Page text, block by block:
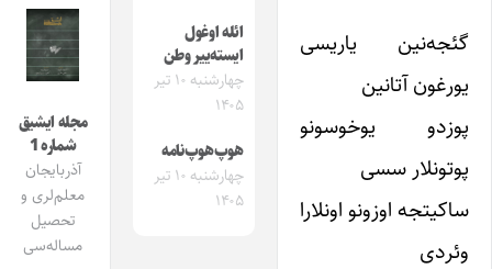
گئجه‌نین یاریسی
یورغون آتانین
پوزدو یوخوسونو
پوتونلار سسی
ساکیتجه اوزونو اونلارا
وئردی
ائله اوغول
ایسته‌ییر وطن
چهارشنبه ۱۰ تیر
۱۴۰۵
هوپ‌هوپ‌نامه
چهارشنبه ۱۰ تیر
۱۴۰۵
مجله ایشیق
شماره 1
آذربایجان
معلم‌لری و
تحصیل
مساله‌سی